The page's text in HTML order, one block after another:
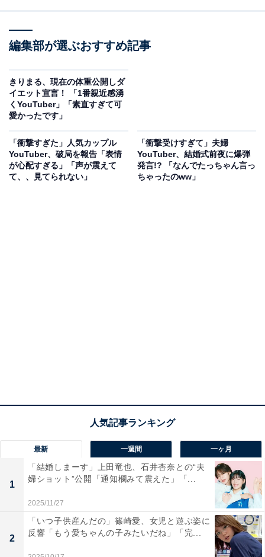
編集部が選ぶおすすめ記事
きりまる、現在の体重公開しダ
イエット宣言！ 「1番親近感湧
くYouTuber」「素直すぎて可
愛かったです」
「衝撃すぎた」人気カップル
YouTuber、破局を報告「表情
が心配すぎる」「声が震えて
て、、見てられない」
「衝撃受けすぎて」夫婦
YouTuber、結婚式前夜に爆弾
発言!? 「なんでたっちゃん言っ
ちゃったのww」
最新 一週間 一ヶ月
1
「結婚しまーす」上田竜也、石井杏奈との“夫
婦ショット”公開「通知欄みて震えた」「...
2025/11/27
2
「いつ子供産んだの」篠崎愛、女児と遊ぶ姿に
反響「もう愛ちゃんの子みたいだね」「完...